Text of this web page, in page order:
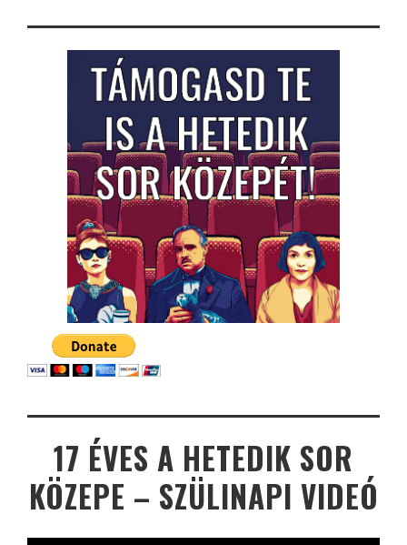
17 ÉVES A HETEDIK SOR
KÖZEPE – SZÜLINAPI VIDEÓ